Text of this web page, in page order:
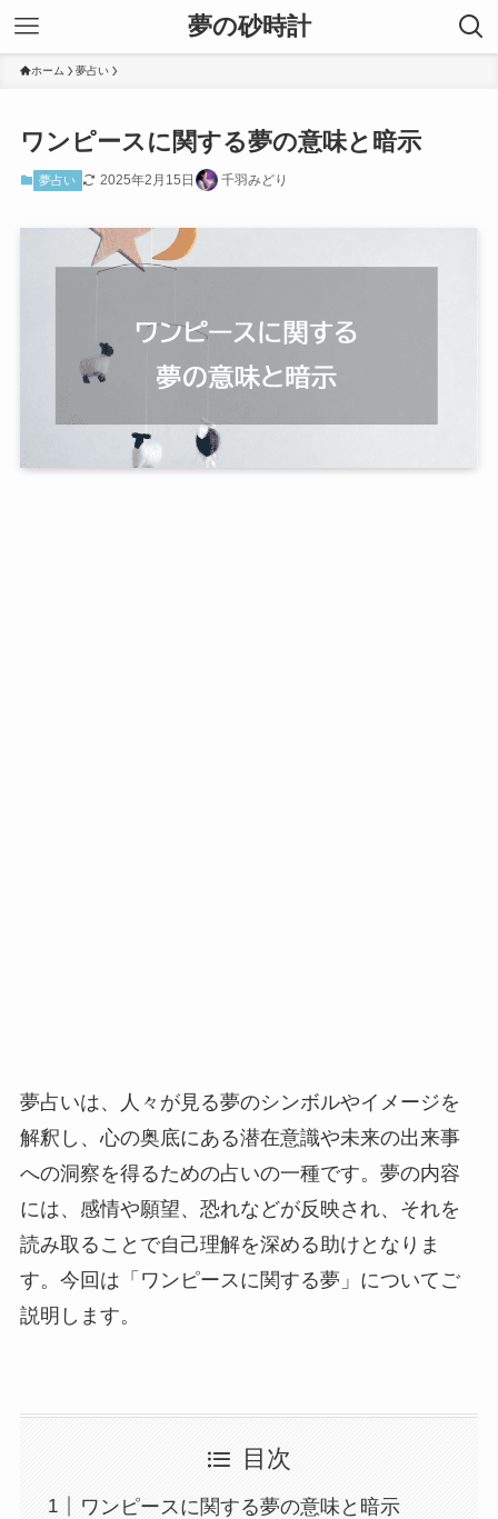
夢の砂時計
ホーム 夢占い
ワンピースに関する夢の意味と暗示
夢占い 2025年2月15日 千羽みどり
夢占いは、人々が見る夢のシンボルやイメージを
解釈し、心の奥底にある潜在意識や未来の出来事
への洞察を得るための占いの一種です。夢の内容
には、感情や願望、恐れなどが反映され、それを
読み取ることで自己理解を深める助けとなりま
す。今回は「ワンピースに関する夢」についてご
説明します。
目次
ワンピースに関する夢の意味と暗示